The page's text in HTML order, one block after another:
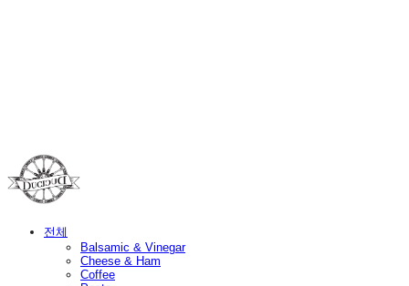
전체
Balsamic & Vinegar
Cheese & Ham
Coffee